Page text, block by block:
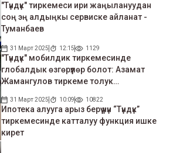
"Түндүк" тиркемеси ири жаңылануудан
соң эң алдыңкы сервиске айланат -
Туманбаев
31 Март 2025 12:15 1129
"Түндүк" мобилдик тиркемесинде
глобалдык өзгөрүүлөр болот: Азамат
Жамангулов тиркеме толук
31 Март 2025 10:09 10822
Ипотека алууга арыз берүү үчүн “Түндүк”
тиркемесинде катталуу функция ишке
кирет